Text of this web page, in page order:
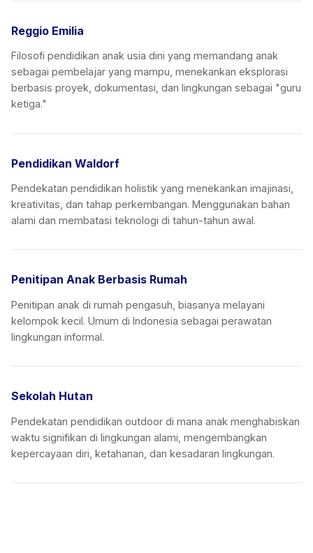
Reggio Emilia
Filosofi pendidikan anak usia dini yang memandang anak
sebagai pembelajar yang mampu, menekankan eksplorasi
berbasis proyek, dokumentasi, dan lingkungan sebagai "guru
ketiga."
Pendidikan Waldorf
Pendekatan pendidikan holistik yang menekankan imajinasi,
kreativitas, dan tahap perkembangan. Menggunakan bahan
alami dan membatasi teknologi di tahun-tahun awal.
Penitipan Anak Berbasis Rumah
Penitipan anak di rumah pengasuh, biasanya melayani
kelompok kecil. Umum di Indonesia sebagai perawatan
lingkungan informal.
Sekolah Hutan
Pendekatan pendidikan outdoor di mana anak menghabiskan
waktu signifikan di lingkungan alami, mengembangkan
kepercayaan diri, ketahanan, dan kesadaran lingkungan.